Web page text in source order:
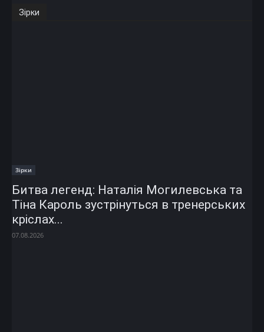
Зірки
Зірки
Битва легенд: Наталія Могилевська та
Тіна Кароль зустрінуться в тренерських
кріслах...
07.08.2026